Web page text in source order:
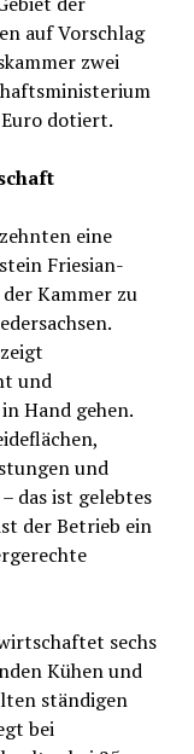
auf Vorschlag
zwei
dotiert.
eine
Friesian-
Kammer zu
und
Hand gehen.
und
das ist gelebtes
der Betrieb ein
sechs
Kühen und
ständigen
bei